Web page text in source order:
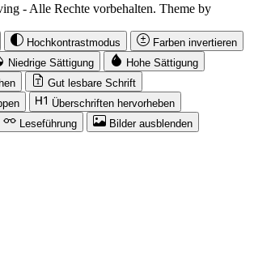
- Alle Rechte vorbehalten. Theme by
Hochkontrastmodus
Farben invertieren
Niedrige Sättigung
Hohe Sättigung
Gut lesbare Schrift
Überschriften hervorheben
Leseführung
Bilder ausblenden